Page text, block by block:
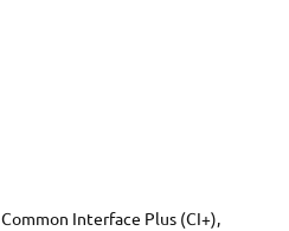
Interface Plus (CI+),